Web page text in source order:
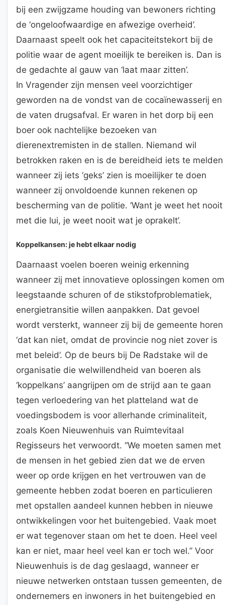
bij een zwijgzame houding van bewoners richting
de ‘ongeloofwaardige en afwezige overheid’.
Daarnaast speelt ook het capaciteitstekort bij de
politie waar de agent moeilijk te bereiken is. Dan is
de gedachte al gauw van ‘laat maar zitten’.
In Vragender zijn mensen veel voorzichtiger
geworden na de vondst van de cocaïnewasserij en
de vaten drugsafval. Er waren in het dorp bij een
boer ook nachtelijke bezoeken van
dierenextremisten in de stallen. Niemand wil
betrokken raken en is de bereidheid iets te melden
wanneer zij iets ‘geks’ zien is moeilijker te doen
wanneer zij onvoldoende kunnen rekenen op
bescherming van de politie. ‘Want je weet het nooit
met die lui, je weet nooit wat je oprakelt’.
Koppelkansen: je hebt elkaar nodig
Daarnaast voelen boeren weinig erkenning
wanneer zij met innovatieve oplossingen komen om
leegstaande schuren of de stikstofproblematiek,
energietransitie willen aanpakken. Dat gevoel
wordt versterkt, wanneer zij bij de gemeente horen
‘dat kan niet, omdat de provincie nog niet zover is
met beleid’. Op de beurs bij De Radstake wil de
organisatie die welwillendheid van boeren als
‘koppelkans’ aangrijpen om de strijd aan te gaan
tegen verloedering van het platteland wat de
voedingsbodem is voor allerhande criminaliteit,
zoals Koen Nieuwenhuis van Ruimtevitaal
Regisseurs het verwoordt. “We moeten samen met
de mensen in het gebied zien dat we de erven
weer op orde krijgen en het vertrouwen van de
gemeente hebben zodat boeren en particulieren
met opstallen aandeel kunnen hebben in nieuwe
ontwikkelingen voor het buitengebied. Vaak moet
er wat tegenover staan om het te doen. Heel veel
kan er niet, maar heel veel kan er toch wel.” Voor
Nieuwenhuis is de dag geslaagd, wanneer er
nieuwe netwerken ontstaan tussen gemeenten, de
ondernemers en inwoners in het buitengebied en